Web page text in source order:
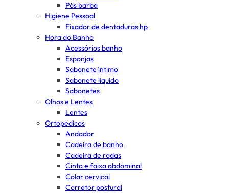
Pós barba
Higiene Pessoal
Fixador de dentaduras hp
Hora do Banho
Acessórios banho
Esponjas
Sabonete íntimo
Sabonete líquido
Sabonetes
Olhos e Lentes
Lentes
Ortopedicos
Andador
Cadeira de banho
Cadeira de rodas
Cinta e faixa abdominal
Colar cervical
Corretor postural